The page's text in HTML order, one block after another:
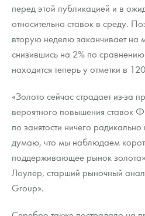
перед этой публикацией и в
относительно ставок в среду.
вторую неделю заканчивает на
снизившись на 2% по
находится теперь у отметки в
«Золото сейчас страдает из-за
вероятного повышения ставок
по занятости ничего
думаю, что мы наблюдаем
поддерживающее рынок
Лоулер, старший рыночный
Group».